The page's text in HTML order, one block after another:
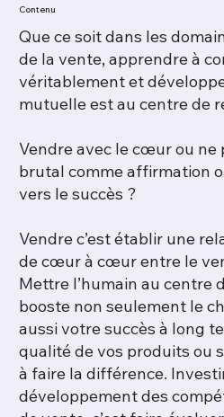
Que ce soit dans les
de la vente, apprendre à
véritablement et
mutuelle est au centre de
Vendre avec le cœur ou ne
brutal comme affirmation
vers le succès ?
Vendre c’est établir une
de cœur à cœur entre le
Mettre l’humain au centre
booste non seulement le
aussi votre succès à long
qualité de vos produits ou
à faire la différence.
développement des
Contenu